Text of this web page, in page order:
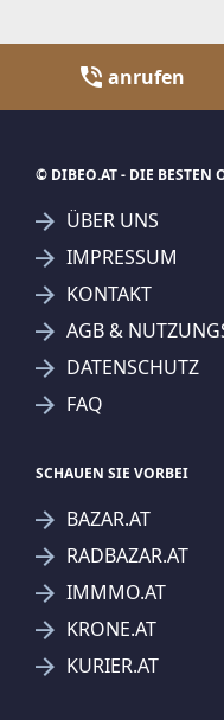
anrufen
© DIBEO.AT - DIE BESTEN
ÜBER UNS
IMPRESSUM
KONTAKT
AGB &
DATENSCHUTZ
FAQ
SCHAUEN SIE VORBEI
BAZAR.AT
RADBAZAR.AT
IMMMO.AT
KRONE.AT
KURIER.AT